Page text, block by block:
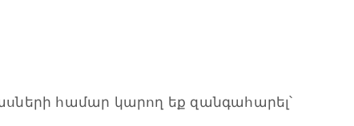
համար կարող եք զանգահարել՝